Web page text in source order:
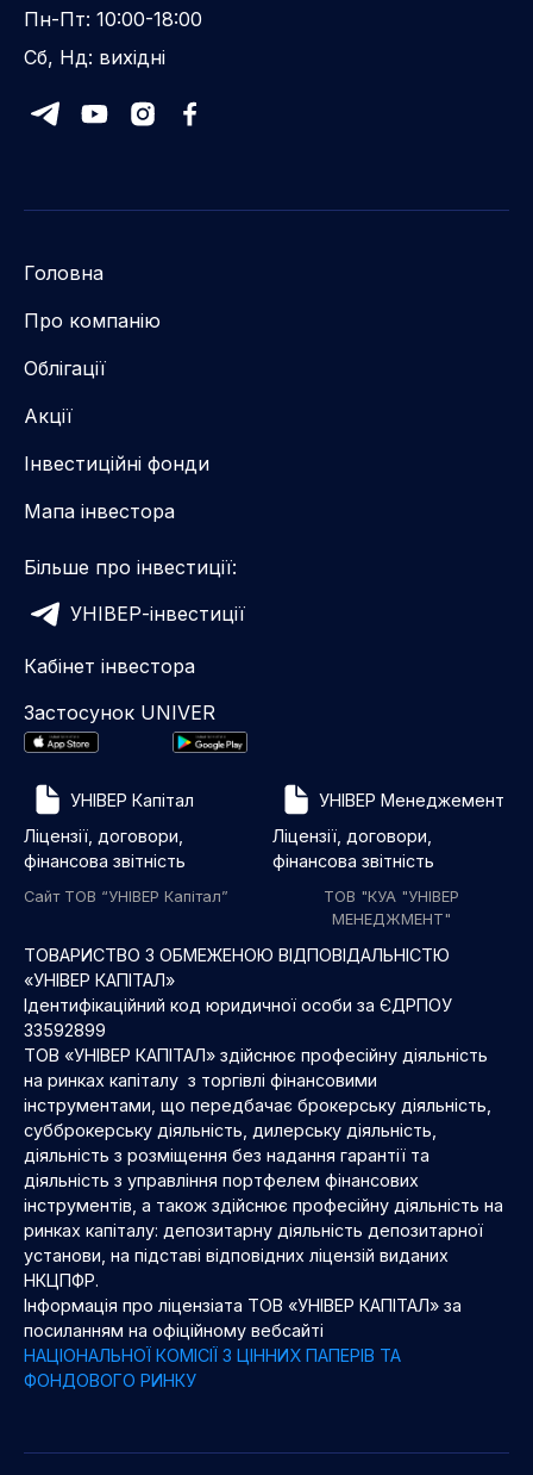
Пн-Пт: 10:00-18:00
Сб, Нд: вихідні
Головна
Про компанію
Облігації
Акції
Інвестиційні фонди
Мапа інвестора
Більше про інвестиції:
УНІВЕР-інвестиції
Кабінет інвестора
Застосунок UNIVER
УНІВЕР Капітал
Ліцензії, договори,
фінансова звітність
Сайт ТОВ “УНІВЕР Капітал”
УНІВЕР Менеджемент
Ліцензії, договори,
фінансова звітність
ТОВ "КУА "УНІВЕР
МЕНЕДЖМЕНТ"
ТОВАРИСТВО З ОБМЕЖЕНОЮ ВІДПОВІДАЛЬНІСТЮ
«УНІВЕР КАПІТАЛ»
Ідентифікаційний код юридичної особи за ЄДРПОУ
33592899
ТОВ «УНІВЕР КАПІТАЛ» здійснює професійну діяльність
на ринках капіталу з торгівлі фінансовими
інструментами, що передбачає брокерську діяльність,
субброкерську діяльність, дилерську діяльність,
діяльність з розміщення без надання гарантії та
діяльність з управління портфелем фінансових
інструментів, а також здійснює професійну діяльність на
ринках капіталу: депозитарну діяльність депозитарної
установи, на підставі відповідних ліцензій виданих
НКЦПФР.
Інформація про ліцензіата ТОВ «УНІВЕР КАПІТАЛ» за
посиланням на офіційному вебсайті
НАЦІОНАЛЬНОЇ КОМІСІЇ З ЦІННИХ ПАПЕРІВ ТА
ФОНДОВОГО РИНКУ